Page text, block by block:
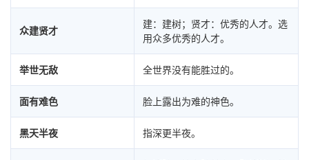
众建贤才
建：建树；贤才：优秀的人才。选
用众多优秀的人才。
举世无敌 全世界没有能胜过的。
面有难色 脸上露出为难的神色。
黑天半夜 指深更半夜。